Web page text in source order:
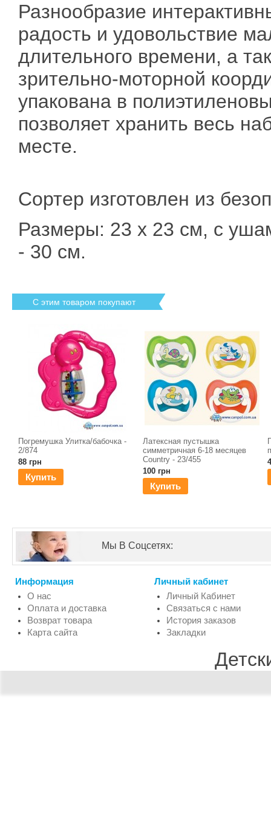
Разнообразие
радость и удовольствие
длительного времени, а
зрительно-моторной
упакована в
позволяет хранить весь
месте.
Сортер изготовлен из
Размеры: 23 х 23 см, с
- 30 см.
С этим товаром покупают
Погремушка Улитка/бабочка -
2/874
88 грн
Купить
Латексная пустышка
симметричная 6-18 месяцев
Country - 23/455
100 грн
Купить
Мы В Соцсетях:
Информация
О нас
Оплата и доставка
Возврат товара
Карта сайта
Личный кабинет
Личный Кабинет
Связаться с нами
История заказов
Закладки